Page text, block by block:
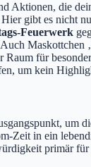
Aktionen, die
gibt es nicht
Feuerwerk
für
um kein
um
Zeit in ein
primär